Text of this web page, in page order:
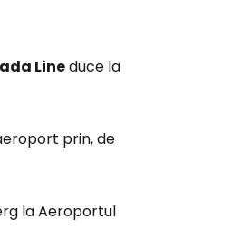
Lineduce la
prin, de
la Aeroportul